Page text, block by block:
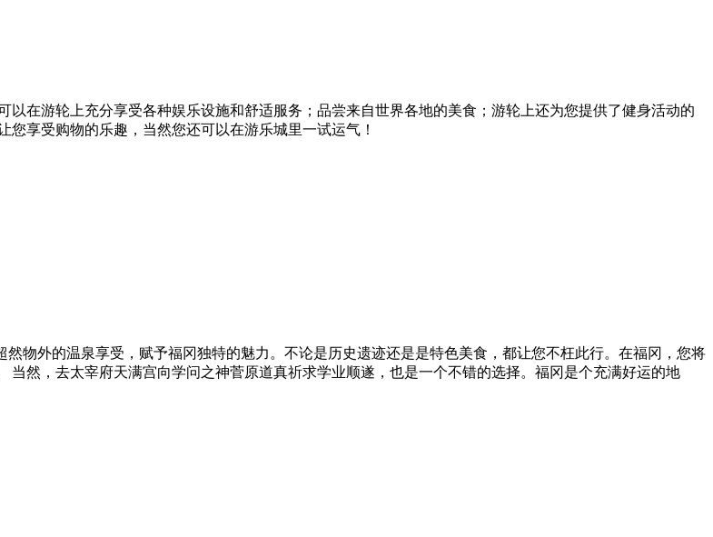
在游轮上充分享受各种娱乐设施和舒适服务；品尝来自世界各地的美食；游轮上还为您提供了健身活动的
享受购物的乐趣，当然您还可以在游乐城里一试运气！
物外的温泉享受，赋予福冈独特的魅力。不论是历史遗迹还是是特色美食，都让您不枉此行。在福冈，您将
然，去太宰府天满宫向学问之神菅原道真祈求学业顺遂，也是一个不错的选择。福冈是个充满好运的地